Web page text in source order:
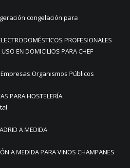
congelación para
PROFESIONALES
EN DOMICILIOS PARA CHEF
Organismos Públicos
PARA HOSTELERÍA
A MEDIDA
A MEDIDA PARA VINOS CHAMPANES